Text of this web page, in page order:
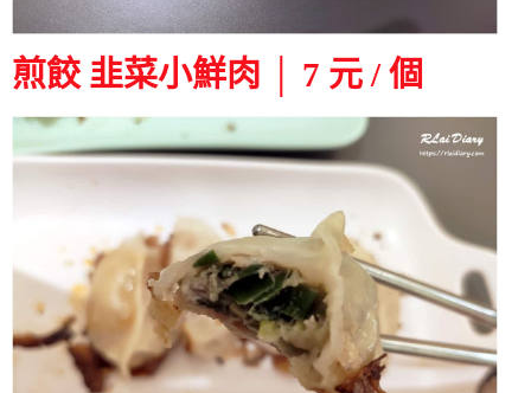
煎餃 韭菜小鮮肉 │ 7 元 / 個